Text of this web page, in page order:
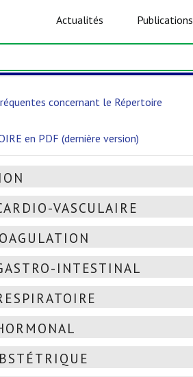
Actualités Publications
concernant le Répertoire
en PDF (dernière version)
VASCULAIRE
INTESTINAL